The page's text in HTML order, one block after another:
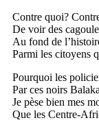
Contre quoi?
De voir des
Au fond de
Parmi les citoyens
Pourquoi les
Par ces noirs
Je pèse bien mes
Que les Centre-